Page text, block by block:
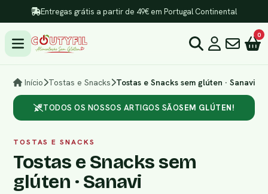
Entregas grátis a partir de 49€ em Portugal Continental
0
Início Tostas e Snacks Tostas e Snacks sem glúten · Sanavi
TODOS OS NOSSOS ARTIGOS SÃOSEM GLÚTEN!
TOSTAS E SNACKS
Tostas e Snacks sem
glúten · Sanavi